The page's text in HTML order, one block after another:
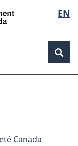
de
la
EN
Canada